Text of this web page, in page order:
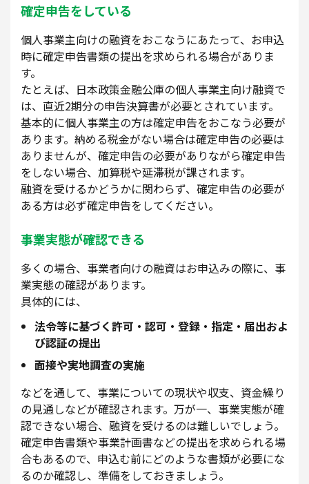
確定申告をしている
個人事業主向けの融資をおこなうにあたって、お申込
時に確定申告書類の提出を求められる場合がありま
す。
たとえば、日本政策金融公庫の個人事業主向け融資で
は、直近2期分の申告決算書が必要とされています。
基本的に個人事業主の方は確定申告をおこなう必要が
あります。納める税金がない場合は確定申告の必要は
ありませんが、確定申告の必要がありながら確定申告
をしない場合、加算税や延滞税が課されます。
融資を受けるかどうかに関わらず、確定申告の必要が
ある方は必ず確定申告をしてください。
事業実態が確認できる
多くの場合、事業者向けの融資はお申込みの際に、事
業実態の確認があります。
具体的には、
法令等に基づく許可・認可・登録・指定・届出およ
び認証の提出
面接や実地調査の実施
などを通して、事業についての現状や収支、資金繰り
の見通しなどが確認されます。万が一、事業実態が確
認できない場合、融資を受けるのは難しいでしょう。
確定申告書類や事業計画書などの提出を求められる場
合もあるので、申込む前にどのような書類が必要にな
るのか確認し、準備をしておきましょう。